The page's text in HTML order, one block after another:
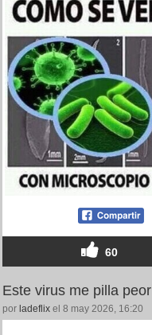
60
Este virus me pilla peor
por ladeflix el 8 may 2026, 16:20